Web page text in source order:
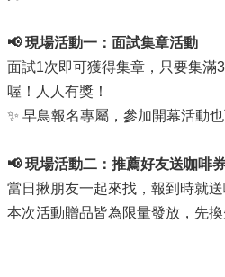
網
資
料
開
告
📢 現場活動一：面試集章活動
面試1次即可獲得集章，只要集滿
喔！人人有獎！
✨ 早鳥報名專屬，參加開幕活動
📢 現場活動二：推薦好友送咖啡
當日揪朋友一起來找，報到時就送
本次活動贈品皆為限量發放，先換